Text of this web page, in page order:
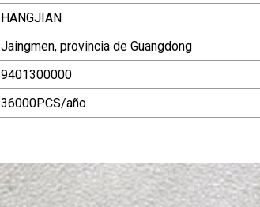
HANGJIAN
Jaingmen, provincia de Guangdong
9401300000
36000PCS/año